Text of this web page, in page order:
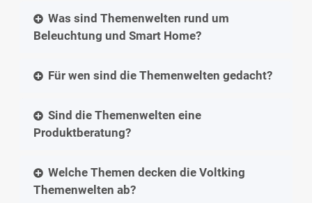
Was sind Themenwelten rund um
Beleuchtung und Smart Home?
Für wen sind die Themenwelten gedacht?
Sind die Themenwelten eine
Produktberatung?
Welche Themen decken die Voltking
Themenwelten ab?